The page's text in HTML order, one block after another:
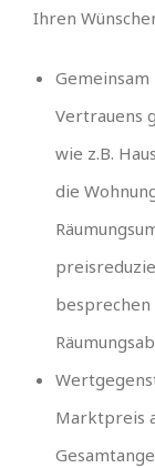
Ihren
Vertrauens
wie z.B.
die
Marktpreis